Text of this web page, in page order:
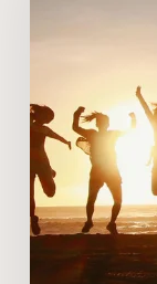
l’année
en
douceur